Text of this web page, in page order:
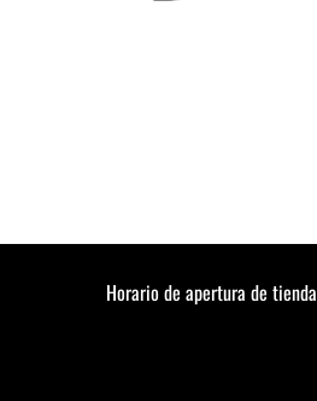
Horario de apertura de tienda